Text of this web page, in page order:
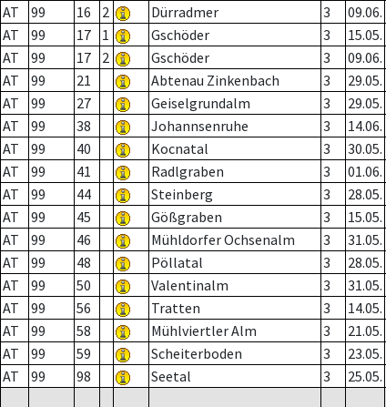
AT
99 16 2 Dürradmer 3 09.06.
AT
99 17 1 Gschöder 3 15.05.
AT
99 17 2 Gschöder 3 09.06.
AT
99 21 Abtenau Zinkenbach 3 29.05.
AT
99 27 Geiselgrundalm 3 29.05.
AT
99 38 Johannsenruhe 3 14.06.
AT
99 40 Kocnatal 3 30.05.
AT
99 41 Radlgraben 3 01.06.
AT
99 44 Steinberg 3 28.05.
AT
99 45 Gößgraben 3 15.05.
AT
99 46 Mühldorfer Ochsenalm 3 31.05.
AT
99 48 Pöllatal 3 28.05.
AT
99 50 Valentinalm 3 31.05.
AT
99 56 Tratten 3 14.05.
AT
99 58 Mühlviertler Alm 3 21.05.
AT
99 59 Scheiterboden 3 23.05.
AT
99 98 Seetal 3 25.05.